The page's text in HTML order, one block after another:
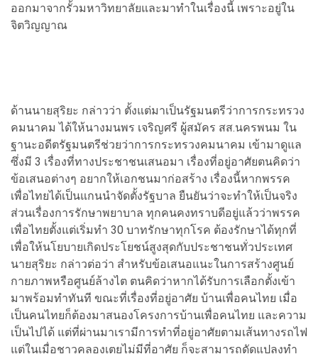
ออกมาจากรั้วมหาวิทยาลัยและมาทำในเรื่องนี้ เพราะอยู่ใน
จิตวิญญาณ
ด้านนายสุริยะ กล่าวว่า ตั้งแต่มาเป็นรัฐมนตรีว่าการกระทรวง
คมนาคม ได้ให้นางมนพร เจริญศรี ผู้สมัคร สส.นครพนม ใน
ฐานะอดีตรัฐมนตรีช่วยว่าการกระทรวงคมนาคม เข้ามาดูแล
ซึ่งมี 3 เรื่องที่ทางประชาชนเสนอมา เรื่องที่อยู่อาศัยตนคิดว่า
ข้อเสนอต่างๆ อยากให้เอกชนมาก่อสร้าง เรื่องนี้หากพรรค
เพื่อไทยได้เป็นแกนนำจัดตั้งรัฐบาล ยืนยันว่าจะทำให้เป็นจริง
ส่วนเรื่องการรักษาพยาบาล ทุกคนคงทราบดีอยู่แล้วว่าพรรค
เพื่อไทยตั้งแต่เริ่มทำ 30 บาทรักษาทุกโรค ต้องรักษาได้ทุกที่
เพื่อให้นโยบายเกิดประโยชน์สูงสุดกับประชาชนทั่วประเทศ
นายสุริยะ กล่าวต่อว่า สำหรับข้อเสนอแนะในการสร้างศูนย์
กายภาพหรือศูนย์ล้างไต ตนคิดว่าหากได้รับการเลือกตั้งเข้า
มาพร้อมทำทันที ขณะที่เรื่องที่อยู่อาศัย บ้านเพื่อคนไทย เมื่อ
เป็นคนไทยก็ต้องมาสนองโครงการบ้านเพื่อคนไทย และความ
เป็นไปได้ แต่ที่ผ่านมาเรามีการทำที่อยู่อาศัยตามเส้นทางรถไฟ
แต่ในเมื่อชาวคลองเตยไม่มีที่อาศัย ก็จะสามารถดัดแปลงทำ